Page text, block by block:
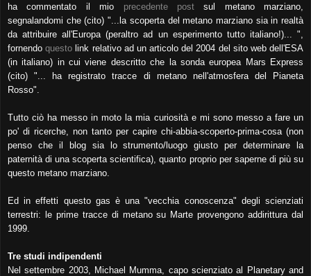
ha commentato il mio precedente postsul metano marziano,
segnalandomi che (cito) "...la scoperta del metano marziano sia in realtà
da attribuire all'Europa (peraltro ad un esperimento tutto italiano!)... ",
fornendoquesto link relativo ad un articolo del 2004 del sito web dell'ESA
(in italiano) in cui viene descritto che la sonda europea Mars Express
(cito) "... ha registrato tracce di metano nell'atmosfera del Pianeta
Rosso".
Tutto ciò ha messo in moto la mia curiosità e mi sono messo a fare un
po' di ricerche, non tanto per capire chi-abbia-scoperto-prima-cosa (non
penso che il blog sia lo strumento/luogo giusto per determinare la
paternità di unascoperta scientifica), quanto proprio per saperne di più su
questo metano marziano.
Ed in effetti questo gas è una "vecchia conoscenza" degli scienziati
terrestri: le prime tracce di metano su Marte provengono addirittura dal
1999.
Tre studi indipendenti
Nel settembre 2003, Michael Mumma, capo scienziato al Planetary and